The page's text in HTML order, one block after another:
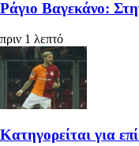
Ράγιο Βαγεκάνο:
πριν 1 λεπτό
Κατηγορείται για